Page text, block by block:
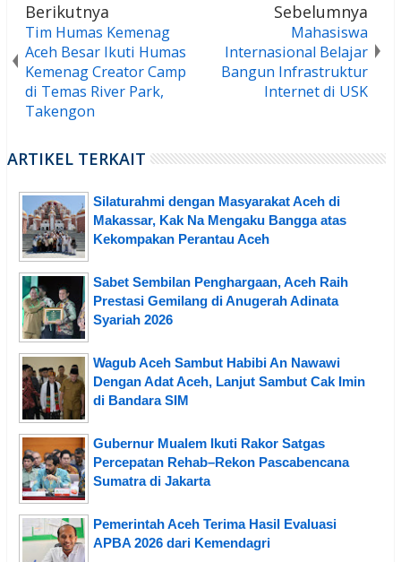
Berikutnya
Tim Humas Kemenag
Aceh Besar Ikuti Humas
Kemenag Creator Camp
di Temas River Park,
Takengon
Sebelumnya
Mahasiswa
Internasional Belajar
Bangun Infrastruktur
Internet di USK
ARTIKEL TERKAIT
Silaturahmi dengan Masyarakat Aceh di
Makassar, Kak Na Mengaku Bangga atas
Kekompakan Perantau Aceh
Sabet Sembilan Penghargaan, Aceh Raih
Prestasi Gemilang di Anugerah Adinata
Syariah 2026
Wagub Aceh Sambut Habibi An Nawawi
Dengan Adat Aceh, Lanjut Sambut Cak Imin
di Bandara SIM
Gubernur Mualem Ikuti Rakor Satgas
Percepatan Rehab–Rekon Pascabencana
Sumatra di Jakarta
Pemerintah Aceh Terima Hasil Evaluasi
APBA 2026 dari Kemendagri